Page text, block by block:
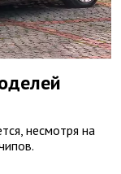
несмотря на